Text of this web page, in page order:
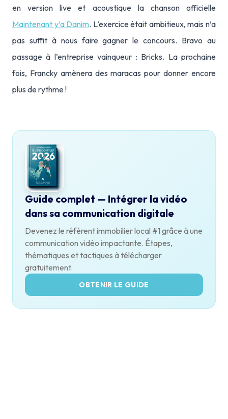
en version live et acoustique la chanson officielle
Maintenant y’a Danim. L’exercice était ambitieux, mais n’a
pas suffit à nous faire gagner le concours. Bravo au
passage à l’entreprise vainqueur : Bricks. La prochaine
fois, Francky amènera des maracas pour donner encore
plus de rythme !
Guide complet — Intégrer la vidéo
dans sa communication digitale
Devenez le référent immobilier local #1 grâce à une
communication vidéo impactante. Étapes,
thématiques et tactiques à télécharger
gratuitement.
OBTENIR LE GUIDE